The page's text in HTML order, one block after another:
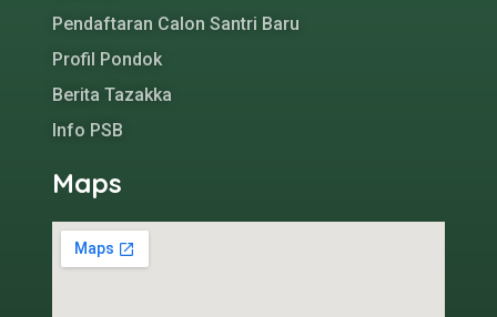
Pendaftaran Calon Santri Baru
Profil Pondok
Berita Tazakka
Info PSB
Maps